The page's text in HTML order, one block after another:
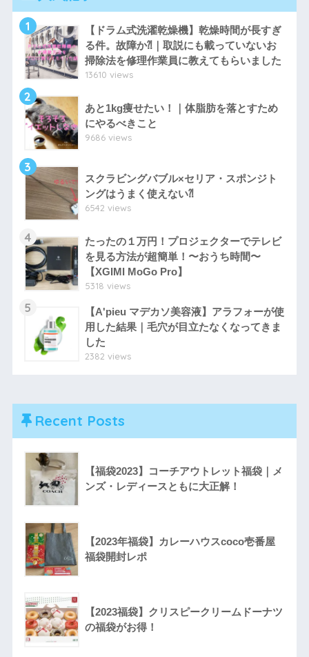
1
【ドラム式洗濯乾燥機】乾燥時間が長すぎ
る件。故障か⁈｜取説にも載っていないお
掃除法を修理作業員に教えてもらいました
13610 views
2
あと1kg痩せたい！｜体脂肪を落とすため
にやるべきこと
9686 views
3
スクラビングバブル×セリア・スポンジト
ングはうまく使えない⁈
6542 views
4
たったの１万円！プロジェクターでテレビ
を見る方法が超簡単！〜おうち時間〜
【XGIMI MoGo Pro】
5318 views
5
【A'pieu マデカソ美容液】アラフォーが使
用した結果｜毛穴が目立たなくなってきま
した
2382 views
Recent Posts
【福袋2023】コーチアウトレット福袋｜メ
ンズ・レディースともに大正解！
【2023年福袋】カレーハウスcoco壱番屋
福袋開封レポ
【2023福袋】クリスピークリームドーナツ
の福袋がお得！